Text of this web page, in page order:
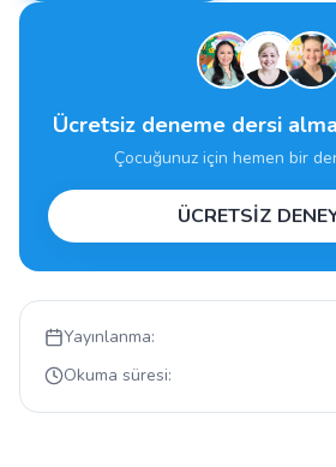
Ücretsiz deneme dersi
Çocuğunuz için hemen bir
ÜCRETSİZ
Yayınlanma:
Okuma süresi: